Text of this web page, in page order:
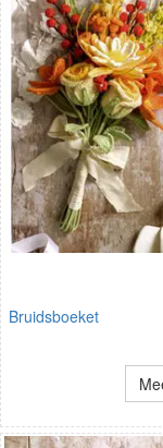
Bruidsboeket